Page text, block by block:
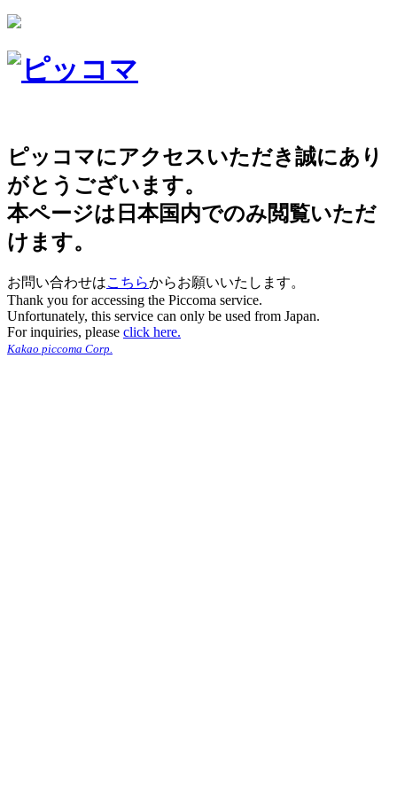
ピッコマにアクセスいただき誠にあり
がとうございます。
本ページは日本国内でのみ閲覧いただ
けます。
お問い合わせはこちらからお願いいたします。
Thank you for accessing the Piccoma service.
Unfortunately, this service can only be used from Japan.
For inquiries, please click here.
Kakao piccoma Corp.